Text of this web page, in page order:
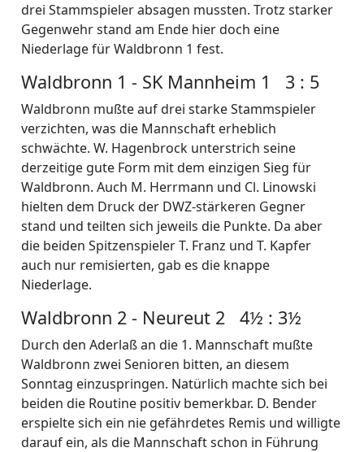
drei Stammspieler absagen mussten. Trotz starker
Gegenwehr stand am Ende hier doch eine
Niederlage für Waldbronn 1 fest.
Waldbronn 1 - SK Mannheim 1 3 : 5
Waldbronn mußte auf drei starke Stammspieler
verzichten, was die Mannschaft erheblich
schwächte. W. Hagenbrock unterstrich seine
derzeitige gute Form mit dem einzigen Sieg für
Waldbronn. Auch M. Herrmann und Cl. Linowski
hielten dem Druck der DWZ-stärkeren Gegner
stand und teilten sich jeweils die Punkte. Da aber
die beiden Spitzenspieler T. Franz und T. Kapfer
auch nur remisierten, gab es die knappe
Niederlage.
Waldbronn 2 - Neureut 2 4½ : 3½
Durch den Aderlaß an die 1. Mannschaft mußte
Waldbronn zwei Senioren bitten, an diesem
Sonntag einzuspringen. Natürlich machte sich bei
beiden die Routine positiv bemerkbar. D. Bender
erspielte sich ein nie gefährdetes Remis und willigte
darauf ein, als die Mannschaft schon in Führung